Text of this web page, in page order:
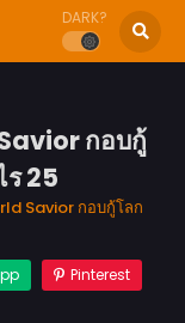
DARK?
กอบกู้
ร 25
Savior กอบกู้โลก
Pinterest